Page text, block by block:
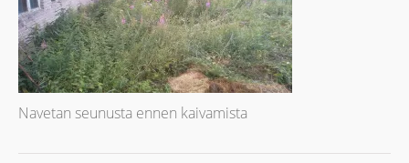
Navetan seunusta ennen kaivamista